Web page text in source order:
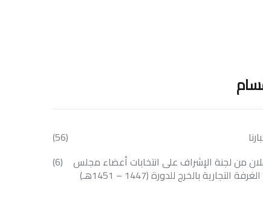
(56)
من لجنة الإشراف على انتخابات أعضاء مجلس
التجارية بالخرج للدورة (1447 – 1451هـ)
(6)